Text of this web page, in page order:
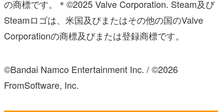
の商標です。＊©2025 Valve Corporation. Steam及び
Steamロゴは、米国及びまたはその他の国のValve
Corporationの商標及びまたは登録商標です。
©Bandai Namco Entertainment Inc. / ©2026
FromSoftware, Inc.